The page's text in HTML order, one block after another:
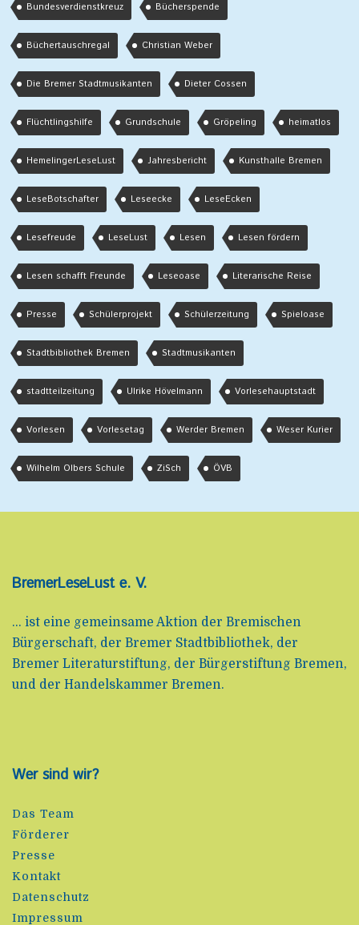
Bundesverdienstkreuz Bücherspende
Büchertauschregal Christian Weber
Die Bremer Stadtmusikanten Dieter Cossen
Flüchtlingshilfe Grundschule Gröpeling heimatlos
HemelingerLeseLust Jahresbericht Kunsthalle Bremen
LeseBotschafter Leseecke LeseEcken
Lesefreude LeseLust Lesen Lesen fördern
Lesen schafft Freunde Leseoase Literarische Reise
Presse Schülerprojekt Schülerzeitung Spieloase
Stadtbibliothek Bremen Stadtmusikanten
stadtteilzeitung Ulrike Hövelmann Vorlesehauptstadt
Vorlesen Vorlesetag Werder Bremen Weser Kurier
Wilhelm Olbers Schule ZiSch ÖVB
BremerLeseLust e. V.
... ist eine gemeinsame Aktion der Bremischen
Bürgerschaft, der Bremer Stadtbibliothek, der
Bremer Literaturstiftung, der Bürgerstiftung Bremen,
und der Handelskammer Bremen.
Wer sind wir?
Das Team
Förderer
Presse
Kontakt
Datenschutz
Impressum